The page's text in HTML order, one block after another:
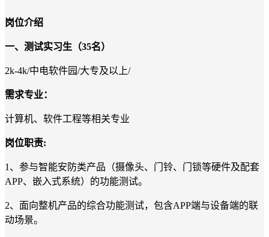
岗位介绍
一、 测试实习生 （35名）
2k-4k/中电软件园/大专及以上/
需求专业：
计算机、软件工程等相关专业
岗位职责:
1 、参与智能安防类产品（摄像头、门铃、门锁等硬件及配套
APP、嵌入式系统）的功能测试。
2、面向整机产品的综合功能测试，包含APP端与设备端的联
动场景。